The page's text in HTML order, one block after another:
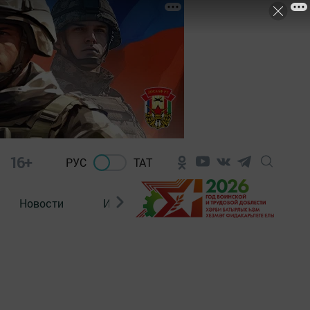
16+ РУС ТАТ
Новости Из зала суда